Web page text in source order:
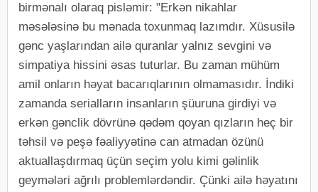
birmənalı olaraq pisləmir: "Erkən nikahlar
məsələsinə bu mənada toxunmaq lazımdır. Xüsusilə
gənc yaşlarından ailə quranlar yalnız sevgini və
simpatiya hissini əsas tuturlar. Bu zaman mühüm
amil onların həyat bacarıqlarının olmamasıdır. İndiki
zamanda serialların insanların şüuruna girdiyi və
erkən gənclik dövrünə qədəm qoyan qızların heç bir
təhsil və peşə fəaliyyətinə can atmadan özünü
aktuallaşdırmaq üçün seçim yolu kimi gəlinlik
geymələri ağrılı problemlərdəndir. Çünki ailə həyatını